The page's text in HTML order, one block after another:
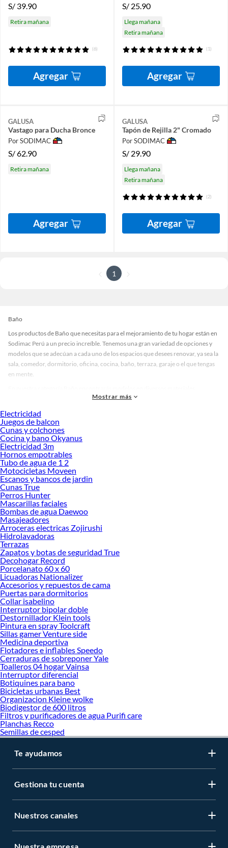
S/ 39.90
Retira mañana
(6)
Agregar
S/ 25.90
Llega mañana
Retira mañana
(1)
Agregar
GALUSA
Vastago para Ducha Bronce
Por SODIMAC
S/62.90
Retira mañana
Agregar
GALUSA
Tapón de Rejilla 2" Cromado
Por SODIMAC
S/ 29.90
Llega mañana
Retira mañana
(2)
Agregar
1
Baño
Los productos de Baño que necesitas para el mejoramiento de tu hogar están en
Sodimac Perú a un precio increíble. Tenemos una gran variedad de opciones y
modelos que se adecúan a cada uno de los espacios que desees renovar, ya sea la
sala, comedor, dormitorio, oficina, cocina, baño, terraza, garaje o el que tengas
en mente.
medidas, colores y demás características específicas de tu preferencia. Recuerda
proyectos en las mejores marcas de calidad y con garantía.
Precios de Baño en Sodimac Perú
Si buscar ahorrar, estás en la tienda correcta porque en Sodimac tenemos
nuestra política de precios bajos garantizados en Baño, así que no dudes más y
compra online este producto con sus complementos para que termines tu
proyecto al 100% a un costo económico. Además, elige entre las opciones de
delivery o recojo en tienda.
Las mejores marcas de Baño
Sabemos que la calidad, confianza y seguridad son factores importantes al
momento de decidir qué modelo comprar, por ello contamos con una amplia
oferta de marcas prestigiosas y reconocidas en Baño. De esta manera, inviertes
en durabilidad, rendimiento, excelencia y satisfacción garantizada.
Mostrar más
Electricidad
Juegos de balcon
Cunas y colchones
Cocina y bano Okyanus
Electricidad 3m
Hornos empotrables
Tubo de agua de 1 2
Motocicletas Moveen
Escanos y bancos de jardin
Cunas True
Perros Hunter
Mascarillas faciales
Bombas de agua Daewoo
Masajeadores
Arroceras electricas Zojirushi
Hidrolavadoras
Terrazas
Zapatos y botas de seguridad True
Decohogar Record
Porcelanato 60 x 60
Licuadoras Nationalizer
Accesorios y repuestos de cama
Puertas para dormitorios
Collar isabelino
Interruptor bipolar doble
Destornillador Klein tools
Pintura en spray Toolcraft
Sillas gamer Venture side
Medicina deportiva
Flotadores e inflables Speedo
Cerraduras de sobreponer Yale
Toalleros 04 hogar Vainsa
Interruptor diferencial
Botiquines para bano
Bicicletas urbanas Best
Organizacion Kleine wolke
Biodigestor de 600 litros
Filtros y purificadores de agua Purifi care
Planchas Recco
Semillas de cesped
Te ayudamos
Gestiona tu cuenta
Nuestros canales